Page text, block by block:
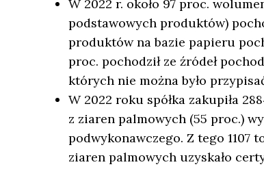
W 2022 r. około 97 proc.
podstawowych produktów)
produktów na bazie papieru
proc. pochodził ze źródeł
których nie można było
W 2022 roku spółka zakupiła
z ziaren palmowych (55 proc.)
podwykonawczego. Z tego
ziaren palmowych uzyskało